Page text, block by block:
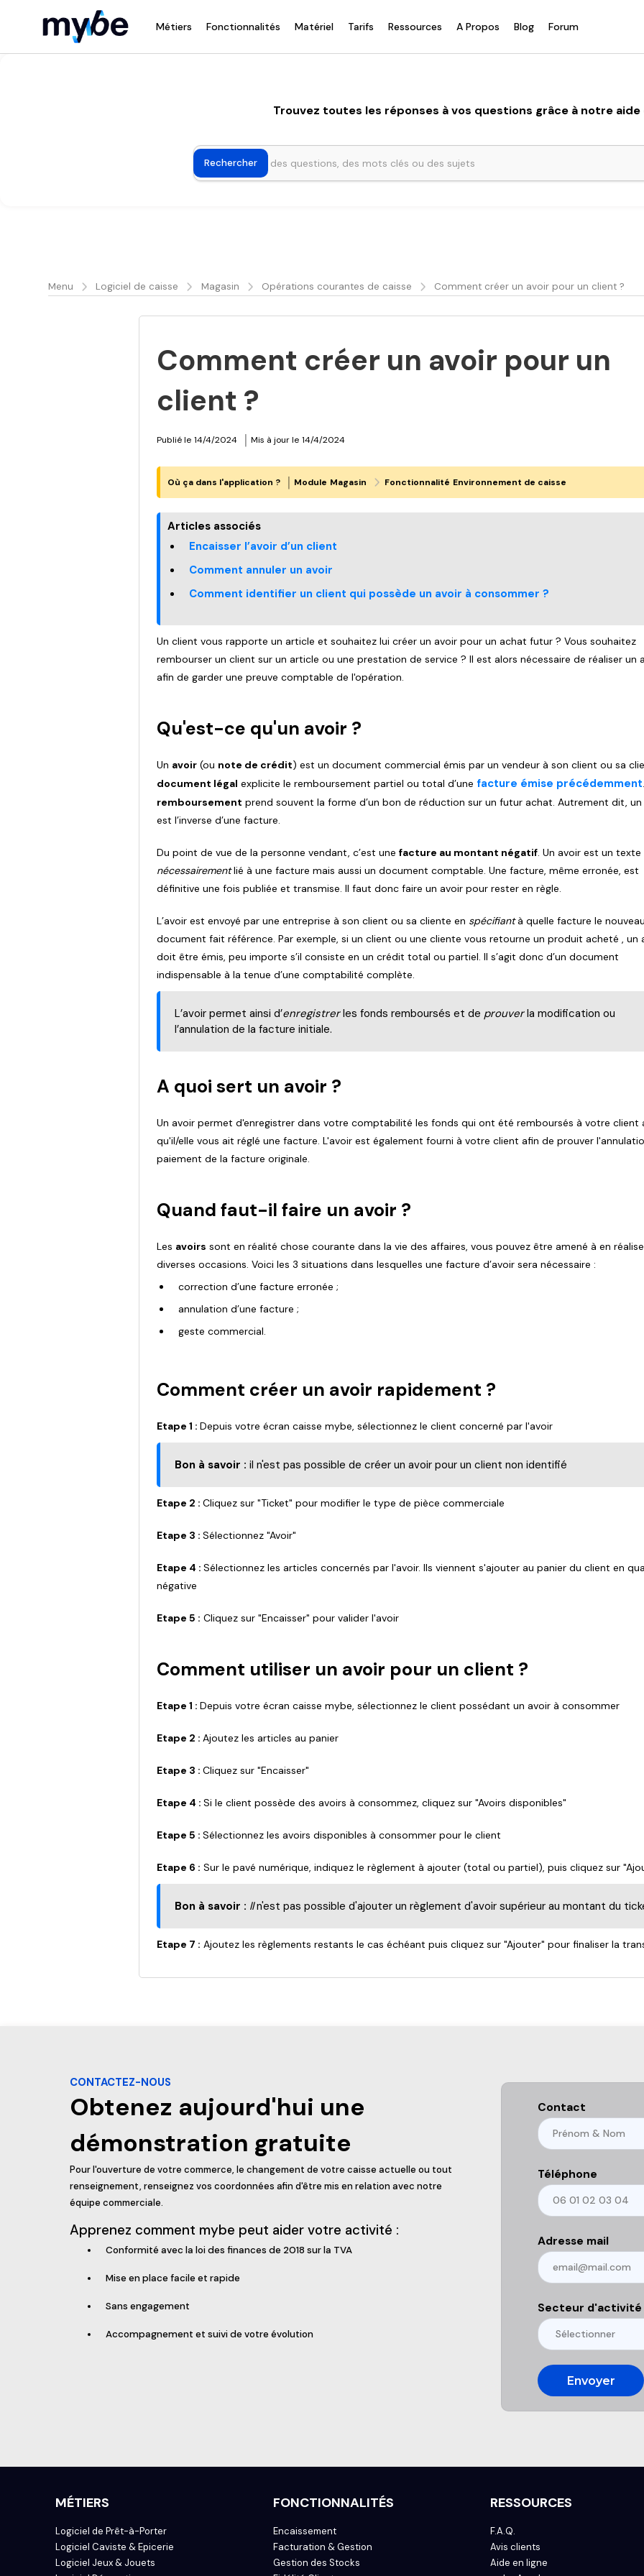
Métiers Fonctionnalités Matériel Tarifs Ressources A Propos Blog Forum
Trouvez toutes les réponses à vos questions grâce à notre aide
Menu Logiciel de caisse Magasin Opérations courantes de caisse Comment créer un avoir pour un client ?
Comment créer un avoir pour un
client ?
Publié le 14/4/2024 | Mis à jour le 14/4/2024
Où ça dans l'application ? | Module Magasin Fonctionnalité Environnement de caisse
Articles associés
Encaisser l’avoir d’un client
Comment annuler un avoir
Comment identifier un client qui possède un avoir à consommer ?
Un client vous rapporte un article et souhaitez lui créer un avoir pour un achat futur ? Vous souhaitez
rembourser un client sur un article ou une prestation de service ? Il est alors nécessaire de réaliser un
afin de garder une preuve comptable de l'opération.
Qu'est-ce qu'un avoir ?
Un avoir(ou note de crédit) est un document commercial émis par un vendeur à son client ou sa
document légal explicite le remboursement partiel ou total d’une facture émise précédemment
remboursement prend souvent la forme d’un bon de réduction sur un futur achat. Autrement dit, un
est l’inverse d’une facture.
Du point de vue de la personne vendant, c’est une facture au montant négatif. Un avoir est un texte
nécessairementlié à une facture mais aussi un document comptable. Une facture, même erronée, est
définitive une fois publiée et transmise. Il faut donc faire un avoir pour rester en règle.
L’avoir est envoyé par une entreprise à son client ou sa cliente en spécifiantà quelle facture le nouveau
document fait référence. Par exemple, si un client ou une cliente vous retourne un produit acheté , un
doit être émis, peu importe s’il consiste en un crédit total ou partiel. Il s’agit donc d’un document
indispensable à la tenue d’une comptabilité complète.
L’avoir permet ainsi d’enregistrerles fonds remboursés et de prouverla modification ou
l’annulation de la facture initiale.
A quoi sert un avoir ?
Un avoir permet d'enregistrer dans votre comptabilité les fonds qui ont été remboursés à votre client
qu'il/elle vous ait réglé une facture. L'avoir est également fourni à votre client afin de prouver
paiement de la facture originale.
Quand faut-il faire un avoir ?
Les avoirs sont en réalité chose courante dans la vie des affaires, vous pouvez être amené à en
diverses occasions. Voici les 3 situations dans lesquelles une facture d’avoir sera nécessaire :
correction d’une facture erronée ;
annulation d’une facture ;
geste commercial.
Comment créer un avoir rapidement ?
Etape 1 : Depuis votre écran caisse mybe, sélectionnez le client concerné par l'avoir
Bon à savoir : il n'est pas possible de créer un avoir pour un client non identifié
Etape 2 : Cliquez sur "Ticket" pour modifier le type de pièce commerciale
Etape 3 : Sélectionnez "Avoir"
Etape 4 : Sélectionnez les articles concernés par l'avoir. Ils viennent s'ajouter au panier du client en
négative
Etape 5 : Cliquez sur "Encaisser" pour valider l'avoir
Comment utiliser un avoir pour un client ?
Etape 1 : Depuis votre écran caisse mybe, sélectionnez le client possédant un avoir à consommer
Etape 2 : Ajoutez les articles au panier
Etape 3 : Cliquez sur "Encaisser"
Etape 4 : Si le client possède des avoirs à consommez, cliquez sur "Avoirs disponibles"
Etape 5 : Sélectionnez les avoirs disponibles à consommer pour le client
Etape 6 : Sur le pavé numérique, indiquez le règlement à ajouter (total ou partiel), puis cliquez sur
Bon à savoir : lln'est pas possible d'ajouter un règlement d'avoir supérieur au montant du
Etape 7 : Ajoutez les règlements restants le cas échéant puis cliquez sur "Ajouter" pour finaliser la
CONTACTEZ-NOUS
Obtenez aujourd'hui une
démonstration gratuite
Pour l'ouverture de votre commerce, le changement de votre caisse actuelle ou tout
renseignement, renseignez vos coordonnées afin d'être mis en relation avec notre
équipe commerciale.
Apprenez comment mybe peut aider votre activité :
Conformité avec la loi des finances de 2018 sur la TVA
Mise en place facile et rapide
Sans engagement
Accompagnement et suivi de votre évolution
Contact
Téléphone
Adresse mail
Secteur d'activité
MÉTIERS
Logiciel de Prêt-à-Porter
Logiciel Caviste & Epicerie
Logiciel Jeux & Jouets
FONCTIONNALITÉS
Encaissement
Facturation & Gestion
Gestion des Stocks
RESSOURCES
F.A.Q.
Avis clients
Aide en ligne